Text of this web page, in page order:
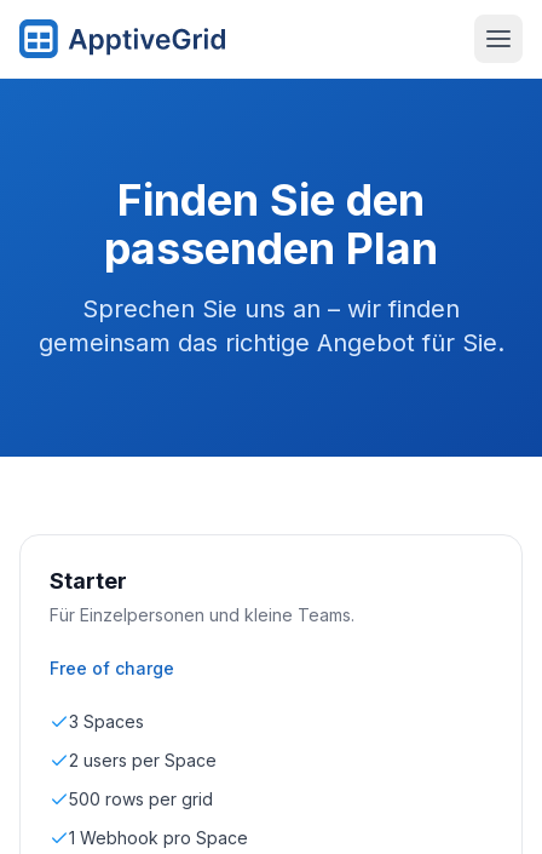
Finden Sie den
passenden Plan
Sprechen Sie uns an – wir finden
gemeinsam das richtige Angebot für Sie.
Starter
Für Einzelpersonen und kleine Teams.
Free of charge
3 Spaces
2 users per Space
500 rows per grid
1 Webhook pro Space